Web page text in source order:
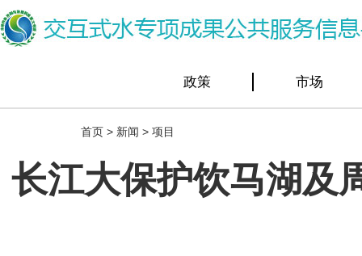
政策 市场
首页 > 新闻 > 项目
长江大保护饮马湖及